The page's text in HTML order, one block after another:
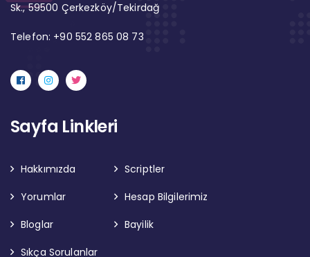
Sk., 59500 Çerkezköy/Tekirdağ
Telefon: +90 552 865 08 73
Sayfa Linkleri
Hakkımızda
Scriptler
Yorumlar
Hesap Bilgilerimiz
Bloglar
Bayilik
Sıkça Sorulanlar